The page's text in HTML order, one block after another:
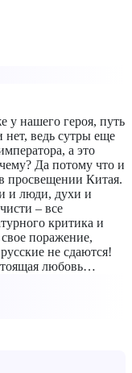
у нашего героя, путь
ведь сутры еще
а это
Да потому что и
просвещении Китая.
и люди, духи и
– все
критика и
поражение,
не сдаются!
любовь…